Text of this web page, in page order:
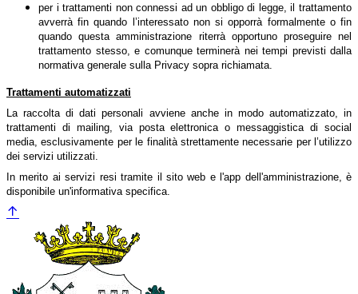
per i trattamenti non connessi ad un obbligo di legge, il trattamento
avverrà fin quando l’interessato non si opporrà formalmente o fin
quando questa amministrazione riterrà opportuno proseguire nel
trattamento stesso, e comunque terminerà nei tempi previsti dalla
normativa generale sulla Privacy sopra richiamata.
Trattamenti automatizzati
La raccolta di dati personali avviene anche in modo automatizzato, in
trattamenti di mailing, via posta elettronica o messaggistica di social
media, esclusivamente per le finalità strettamente necessarie per l’utilizzo
dei servizi utilizzati.
In merito ai servizi resi tramite il sito web e l'app dell'amministrazione, è
disponibile un'informativa specifica.